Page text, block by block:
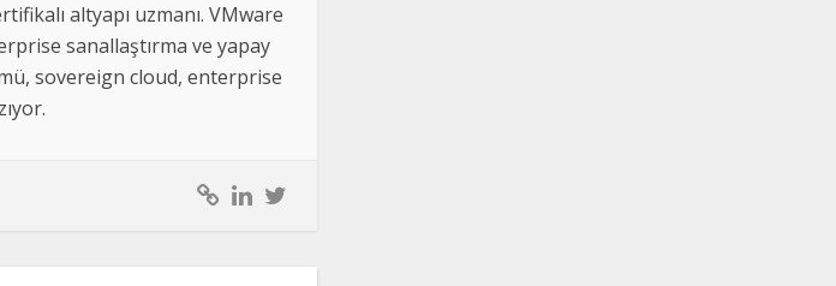
altyapı uzmanı. VMware
sanallaştırma ve yapay
sovereign cloud, enterprise